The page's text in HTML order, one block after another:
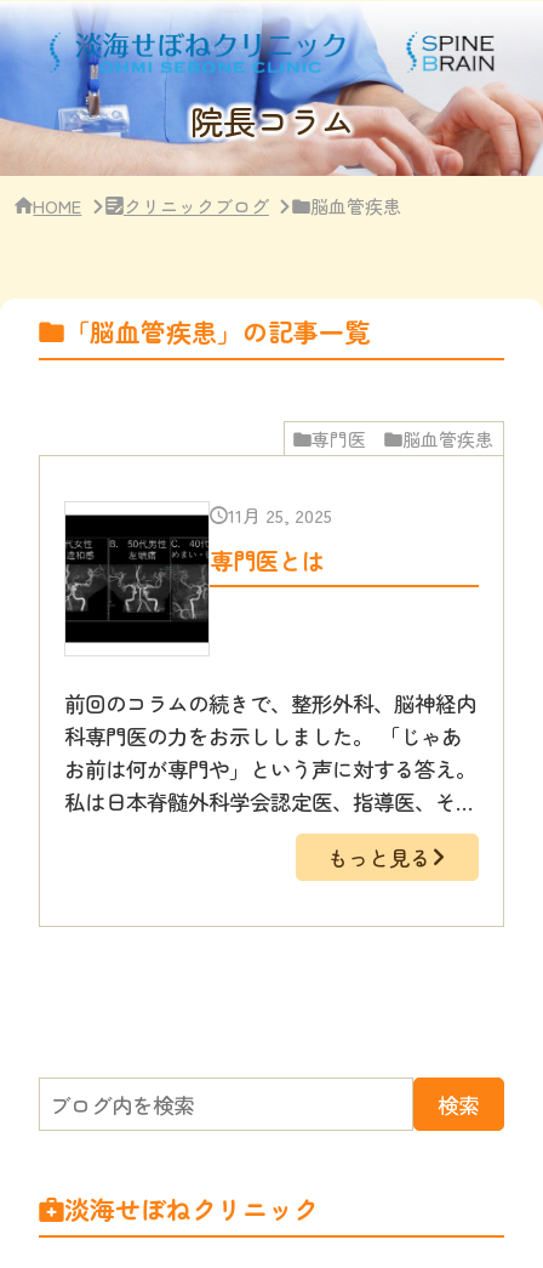
サ
イ
ド
ク
院長コラム
HOME クリニックブログ 脳血管疾患
「脳血管疾患」の記事一覧
専門医 脳血管疾患
11月 25, 2025
専門医とは
前回のコラムの続きで、整形外科、脳神経内
科専門医の力をお示ししました。 「じゃあ
お前は何が専門や」という声に対する答え。
私は日本脊髄外科学会認定医、指導医、そ…
もっと見る
淡海せぼねクリニック